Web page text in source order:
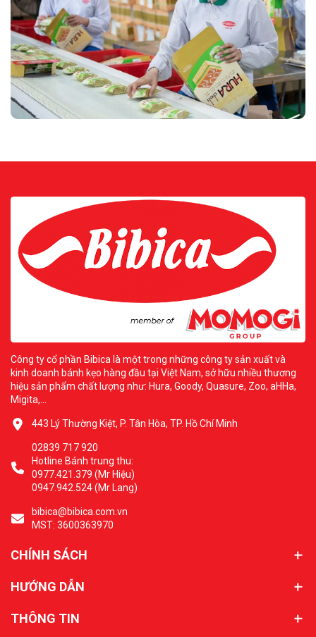
Công ty cổ phần Bibica là một trong những công ty sản xuất và
kinh doanh bánh kẹo hàng đầu tại Việt Nam, sở hữu nhiều thương
hiệu sản phẩm chất lượng như: Hura, Goody, Quasure, Zoo, aHHa,
Migita,...
443 Lý Thường Kiệt, P. Tân Hòa, TP. Hồ Chí Minh
02839 717 920
Hotline Bánh trung thu:
0977.421.379 (Mr Hiệu)
0947.942.524 (Mr Lang)
bibica@bibica.com.vn
MST: 3600363970
CHÍNH SÁCH
HƯỚNG DẪN
THÔNG TIN